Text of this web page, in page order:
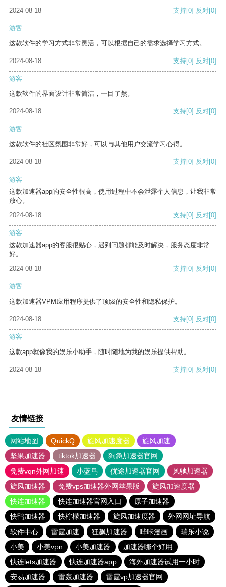
2024-08-18
支持[0] 反对[0]
游客
这款软件的学习方式非常灵活，可以根据自己的需求选择学习方式。
2024-08-18 支持[0] 反对[0]
游客
这款软件的界面设计非常简洁，一目了然。
2024-08-18 支持[0] 反对[0]
游客
这款软件的社区氛围非常好，可以与其他用户交流学习心得。
2024-08-18 支持[0] 反对[0]
游客
这款加速器app的安全性很高，使用过程中不会泄露个人信息，让我非常
放心。
2024-08-18
支持[0] 反对[0]
游客
这款加速器app的客服很贴心，遇到问题都能及时解决，服务态度非常
好。
2024-08-18
支持[0] 反对[0]
游客
这款加速器VPM应用程序提供了顶级的安全性和隐私保护。
2024-08-18 支持[0] 反对[0]
游客
这款app就像我的娱乐小助手，随时随地为我的娱乐提供帮助。
2024-08-18 支持[0] 反对[0]
友情链接
网站地图 QuickQ 旋风加速度器
旋风加速
坚果加速器
tiktok加速器
狗急加速器官网
免费vqn外网加速
小蓝鸟 优途加速器官网
风驰加速器
旋风加速器
免费vps加速器外网苹果版
旋风加速度器
快连加速器
快连加速器官网入口
原子加速器
快鸭加速器
快柠檬加速器 旋风加速度器
外网网址导航
软件中心
雷霆加速 狂飙加速器 哔咔漫画
瑞乐小说
小美
小美vpn 小美加速器
加速器哪个好用
快连lets加速器
快连加速器app
海外加速器试用一小时
安易加速器
雷轰加速器 雷霆vp加速器官网